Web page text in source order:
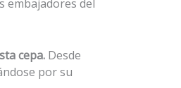
embajadores del
cepa. Desde
por su